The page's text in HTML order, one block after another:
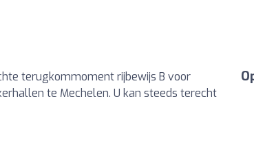
terugkommoment rijbewijs B voor
te Mechelen. U kan steeds terecht